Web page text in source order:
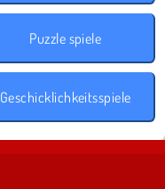
Puzzle spiele
Geschicklichkeitsspiele